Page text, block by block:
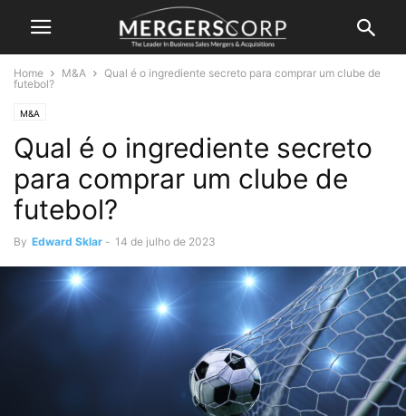
Home M&A
Qual é o ingrediente secreto para comprar um clube de
futebol?
M&A
Qual é o ingrediente secreto
para comprar um clube de
futebol?
By Edward Sklar - 14 de julho de 2023